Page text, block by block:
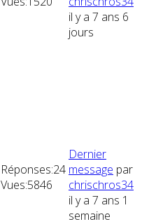
il y a 7 ans 6
jours
Réponses:24
Vues:5846
Dernier
message par
chrischros34
il y a 7 ans 1
semaine